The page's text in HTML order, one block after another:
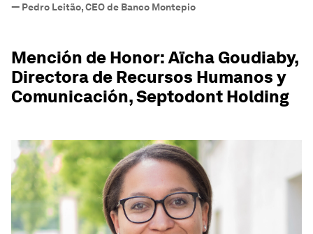
— Pedro Leitão, CEO de Banco Montepio
Mención de Honor: Aïcha Goudiaby,
Directora de Recursos Humanos y
Comunicación, Septodont Holding